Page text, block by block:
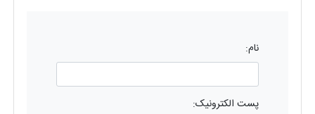
نام:
پست الکترونیک: